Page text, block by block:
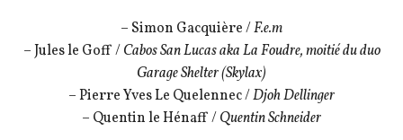
– Simon Gacquière /F.e.m
– Jules le Goff /Cabos San Lucas aka La Foudre, moitié du duo
Garage Shelter (Skylax)
– Pierre Yves Le Quelennec /Djoh Dellinger
– Quentin le Hénaff /Quentin Schneider